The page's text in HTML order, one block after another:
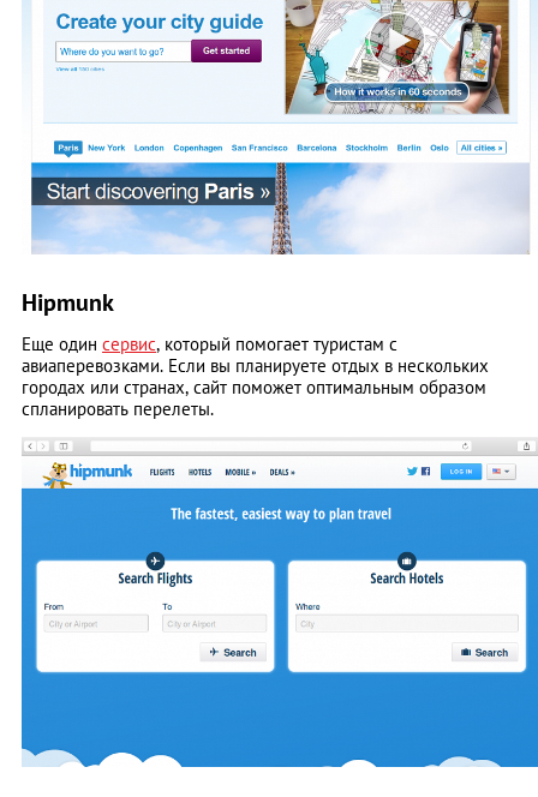
Hipmunk
Еще один сервис, который помогает туристам с
авиаперевозками. Если вы планируете отдых в нескольких
городах или странах, сайт поможет оптимальным образом
спланировать перелеты.